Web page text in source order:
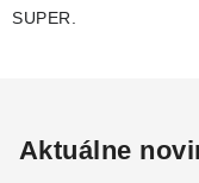
SUPER.
Aktuálne